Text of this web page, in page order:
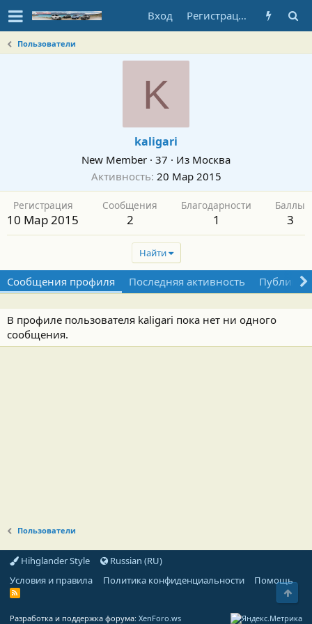
Вход Регистрация
Пользователи
K
kaligari
New Member · 37 · Из Москва
Активность 20 Мар 2015
Регистрация
10 Мар 2015
Сообщения
2
Благодарности
1
Баллы
3
Найти
Сообщения профиля Последняя активность
В профиле пользователя kaligari пока нет ни одного
сообщения.
Пользователи
Hihglander Style
Russian (RU)
Условия и правила
Политика конфиденциальности Помощь
R
Разработка и поддержка форума: XenForo.ws